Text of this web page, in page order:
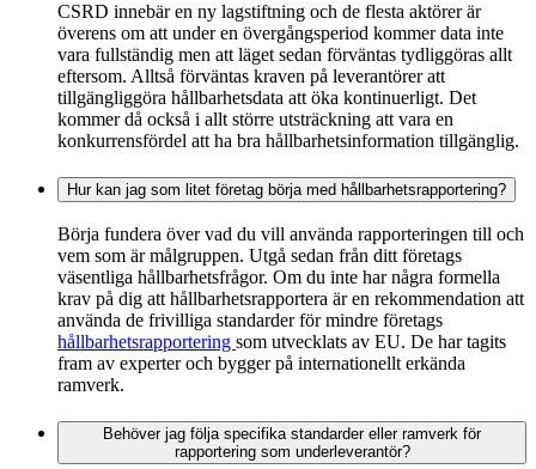
CSRD innebär en ny lagstiftning och de flesta aktörer är
överens om att under en övergångsperiod kommer data inte
vara fullständig men att läget sedan förväntas tydliggöras allt
eftersom. Alltså förväntas kraven på leverantörer att
tillgängliggöra hållbarhetsdata att öka kontinuerligt. Det
kommer då också i allt större utsträckning att vara en
konkurrensfördel att ha bra hållbarhetsinformation tillgänglig.
Hur kan jag som litet företag börja med hållbarhetsrapportering?
Börja fundera över vad du vill använda rapporteringen till och
vem som är målgruppen. Utgå sedan från ditt företags
väsentliga hållbarhetsfrågor. Om du inte har några formella
krav på dig att hållbarhetsrapportera är en rekommendation att
använda de frivilliga standarder för mindre företags
hållbarhetsrapportering som utvecklats av EU. De har tagits
fram av experter och bygger på internationellt erkända
ramverk.
Behöver jag följa specifika standarder eller ramverk för
rapportering som underleverantör?